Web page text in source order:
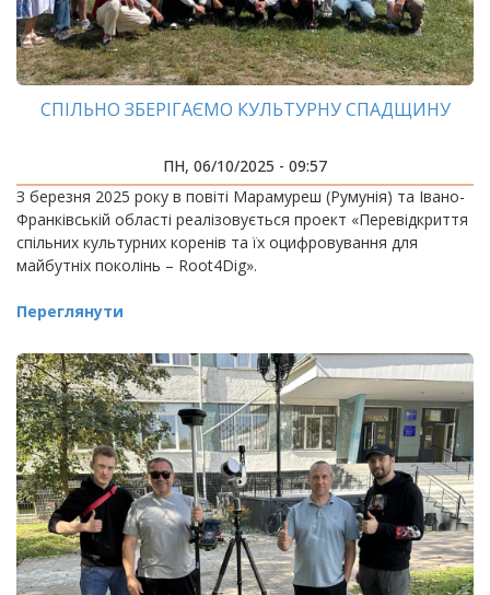
СПІЛЬНО ЗБЕРІГАЄМО КУЛЬТУРНУ СПАДЩИНУ
ПН, 06/10/2025 - 09:57
З березня 2025 року в повіті Марамуреш (Румунія) та Івано-
Франківській області реалізовується проект «Перевідкриття
спільних культурних коренів та їх оцифровування для
майбутніх поколінь – Root4Dig».
Переглянути